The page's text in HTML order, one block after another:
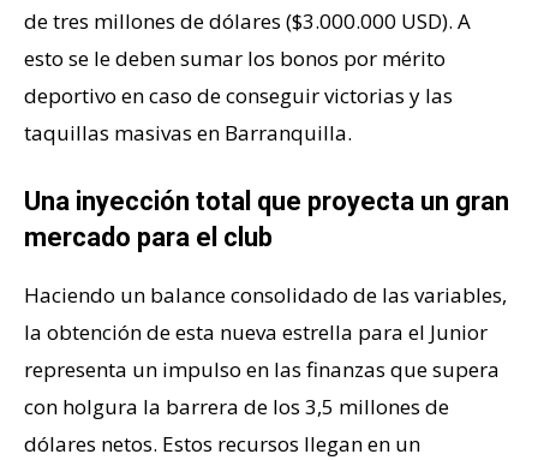
de tres millones de dólares ($3.000.000 USD). A
esto se le deben sumar los bonos por mérito
deportivo en caso de conseguir victorias y las
taquillas masivas en Barranquilla.
Una inyección total que proyecta un gran
mercado para el club
Haciendo un balance consolidado de las variables,
la obtención de esta nueva estrella para el Junior
representa un impulso en las finanzas que supera
con holgura la barrera de los 3,5 millones de
dólares netos. Estos recursos llegan en un